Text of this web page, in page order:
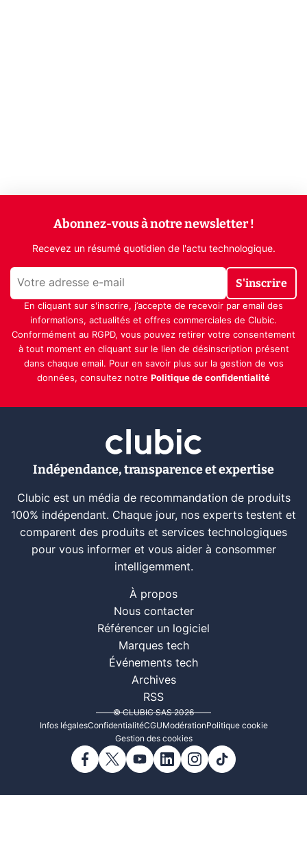
Abonnez-vous à notre newsletter !
Recevez un résumé quotidien de l'actu technologique.
S'inscrire
En cliquant sur s'inscrire, j’accepte de recevoir par email des
informations, actualités et offres commerciales de Clubic.
Conformément au RGPD, vous pouvez retirer votre consentement
à tout moment en cliquant sur le lien de désinscription présent
dans chaque email. Pour en savoir plus sur la gestion de vos
données, consultez notre Politique de confidentialité
Indépendance, transparence et expertise
Clubic est un média de recommandation de produits
100% indépendant. Chaque jour, nos experts testent et
comparent des produits et services technologiques
pour vous informer et vous aider à consommer
intelligemment.
À propos
Nous contacter
Référencer un logiciel
Marques tech
Événements tech
Archives
RSS
© CLUBIC SAS 2026
Infos légalesConfidentialitéCGUModérationPolitique cookie
Gestion des cookies